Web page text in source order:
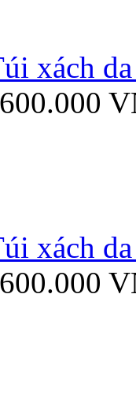
Ốp lưng silicon
Ốp lưng Samsung
xách
600.000
xách
600.000